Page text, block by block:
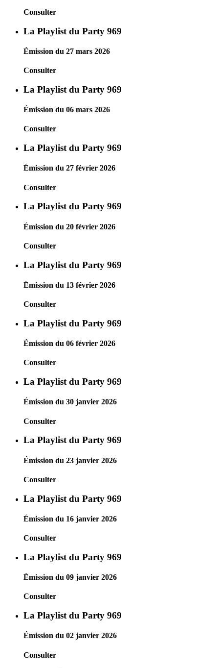
Consulter
La Playlist du Party 969
Émission du 27 mars 2026
Consulter
La Playlist du Party 969
Émission du 06 mars 2026
Consulter
La Playlist du Party 969
Émission du 27 février 2026
Consulter
La Playlist du Party 969
Émission du 20 février 2026
Consulter
La Playlist du Party 969
Émission du 13 février 2026
Consulter
La Playlist du Party 969
Émission du 06 février 2026
Consulter
La Playlist du Party 969
Émission du 30 janvier 2026
Consulter
La Playlist du Party 969
Émission du 23 janvier 2026
Consulter
La Playlist du Party 969
Émission du 16 janvier 2026
Consulter
La Playlist du Party 969
Émission du 09 janvier 2026
Consulter
La Playlist du Party 969
Émission du 02 janvier 2026
Consulter